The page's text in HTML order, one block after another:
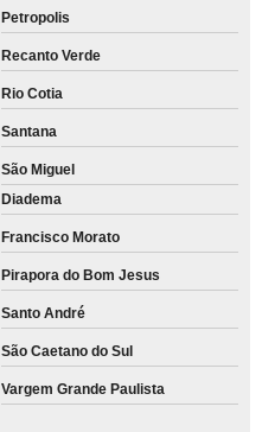
Petropolis
Recanto Verde
Rio Cotia
Santana
São Miguel
Diadema
Francisco Morato
Pirapora do Bom Jesus
Santo André
São Caetano do Sul
Vargem Grande Paulista